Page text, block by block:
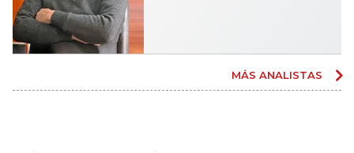
MÁS ANALISTAS